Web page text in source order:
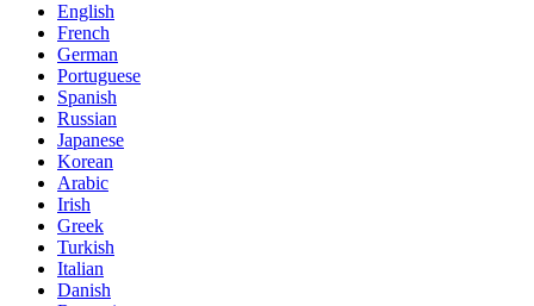
English
French
German
Portuguese
Spanish
Russian
Japanese
Korean
Arabic
Irish
Greek
Turkish
Italian
Danish